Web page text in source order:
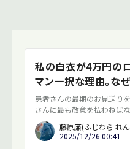
私の白衣が4万円の
マン一択な理由。なぜ
こだわるのか。
患者さんの最期のお見送り
さんに最も敬意を払わねば
コートと言われる白衣を着
ご家族にもきちんとした医
くことができれば…という思
2025/12/26 00:41